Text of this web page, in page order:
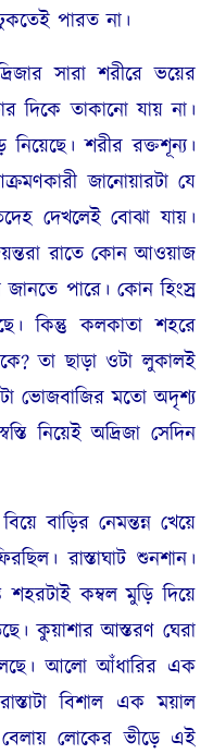
পারত না।
সারা শরীরে ভয়ের
দিকে তাকানো যায় না।
শরীর রক্তশূন্য।
জানোয়ারটা যে
দেখলেই বোঝা যায়।
রাতে কোন আওয়াজ
পারে। কোন হিংস্র
কিন্তু কলকাতা শহরে
তা ছাড়া ওটা লুকালই
ভোজবাজির মতো অদৃশ্য
নিয়েই অদ্রিজা সেদিন
বাড়ির নেমন্তন্ন খেয়ে
রাস্তাঘাট শুনশান।
শহরটাই কম্বল মুড়ি দিয়ে
কুয়াশার আস্তরণ ঘেরা
আলো আঁধারির এক
বিশাল এক ময়াল
লোকের ভীড়ে এই